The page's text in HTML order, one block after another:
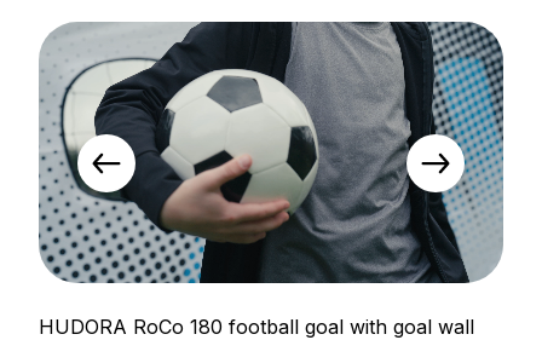
HUDORA RoCo 180 football goal with goal wall